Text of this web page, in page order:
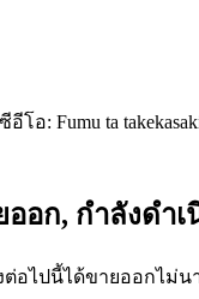
อีโอ: Fumu ta
ออก, กําลังดํา
อไปนี้ได้ขายออกไม่